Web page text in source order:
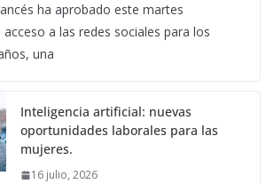
ha aprobado este martes
a las redes sociales para los
una
Inteligencia artificial: nuevas
oportunidades laborales para las
mujeres.
16 julio, 2026